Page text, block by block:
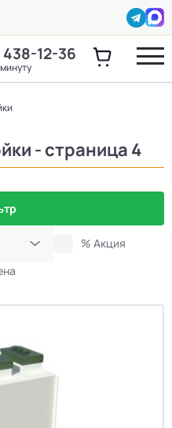
438-12-36
- страница 4
% Акция